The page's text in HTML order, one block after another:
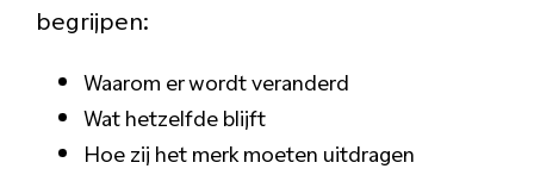
begrijpen:
Waarom er wordt veranderd
Wat hetzelfde blijft
Hoe zij het merk moeten uitdragen